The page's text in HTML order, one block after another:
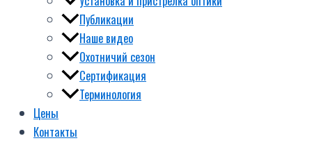
Публикации
Наше видео
Охотничий сезон
Сертификация
Терминология
Цены
Контакты